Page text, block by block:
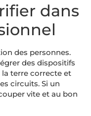
dans
des personnes.
des dispositifs
terre correcte et
circuits. Si un
vite et au bon